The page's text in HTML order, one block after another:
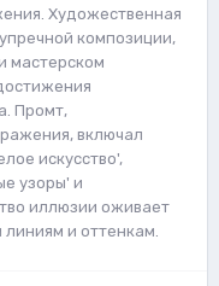
Художественная
композиции,
мастерском
Промт,
включал
искусство',
узоры' и
иллюзии оживает
и оттенкам.